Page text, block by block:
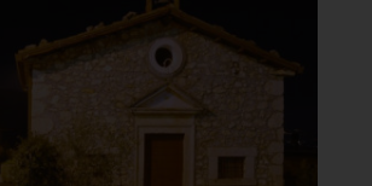
Carmine
Vista in notturna
Clicca per ingrandire
]